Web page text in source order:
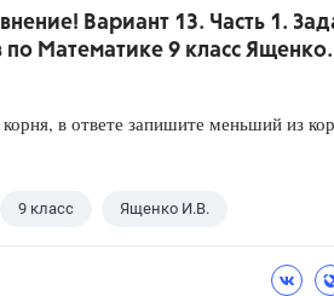
Вариант 13. Часть 1.
по Математике 9 класс Ященко.
в ответе запишите меньший из
9 класс Ященко И.В.